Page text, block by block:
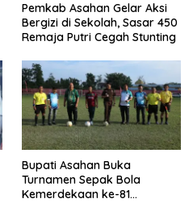
Pemkab Asahan Gelar Aksi
Bergizi di Sekolah, Sasar 450
Remaja Putri Cegah Stunting
Bupati Asahan Buka
Turnamen Sepak Bola
Kemerdekaan ke-81